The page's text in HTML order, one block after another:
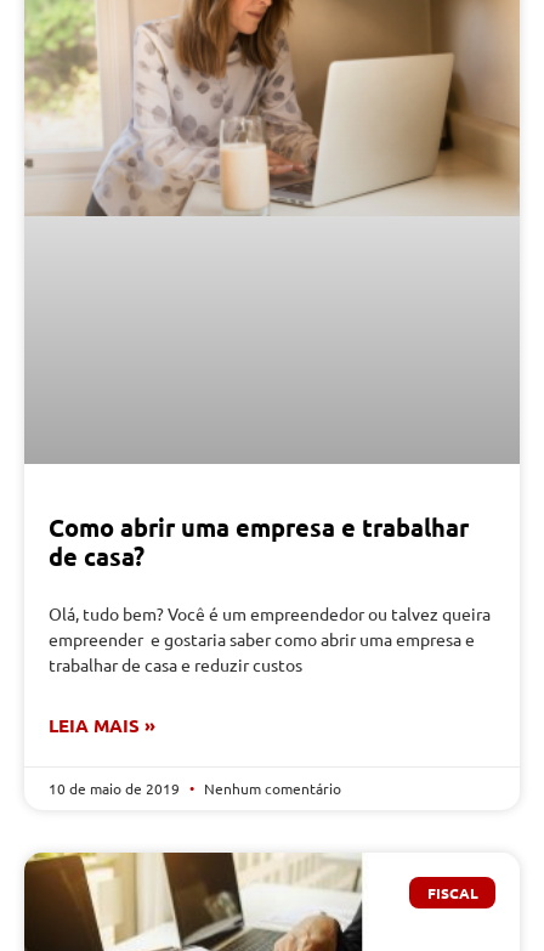
Como abrir uma empresa e trabalhar
de casa?
Olá, tudo bem? Você é um empreendedor ou talvez queira
empreender e gostaria saber como abrir uma empresa e
trabalhar de casa e reduzir custos
LEIA MAIS »
10 de maio de 2019 Nenhum comentário
FISCAL